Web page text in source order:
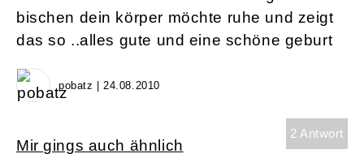
bischen dein körper möchte ruhe und zeigt
das so ..alles gute und eine schöne geburt
pobatz | 24.08.2010
2 Antwort
Mir gings auch ähnlich